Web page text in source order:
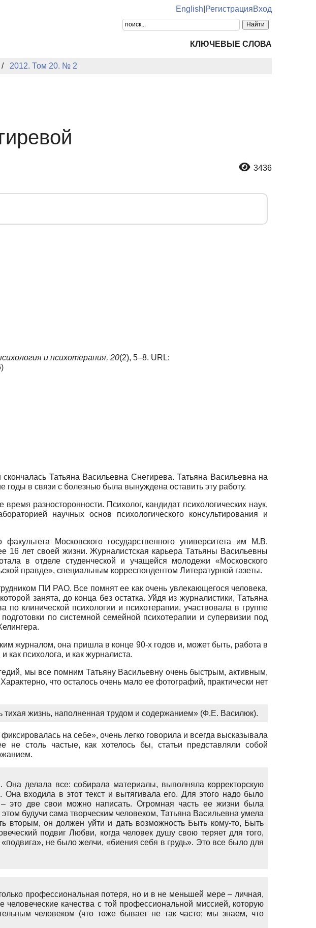
English РегистрацияВход
КЛЮЧЕВЫЕ СЛОВА
2012. Том 20. № 2
3436
и психотерапия, 20(2), 5–8. URL:
Татьяна Васильевна Снегирева. Татьяна Васильевна на
в связи с болезнью была вынуждена оставить эту работу.
разносторонности. Психолог, кандидат психологических наук,
научных основ психологического консультирования и
Московского государственного университета им М.В.
16 лет своей жизни. Журналистская карьера Татьяны Васильевны
в отделе студенческой и учащейся молодежи «Московского
правде», специальным корреспондентом Литературной газеты.
ПИ РАО. Все помнят ее как очень увлекающегося человека,
занята, до конца без остатка. Уйдя из журналистики, Татьяна
по клинической психологии и психотерапии, участвовала в группе
по системной семейной психотерапии и супервизии под
журналом, она пришла в конце 90-х годов и, может быть, работа в
психолога, и как журналиста.
мы все помним Татьяну Васильевну очень быстрым, активным,
что осталось очень мало ее фотографий, практически нет
жизнь, наполненная трудом и содержанием» (Ф.Е. Василюк).
на себе», очень легко говорила и всегда высказывала
столь частые, как хотелось бы, статьи представляли собой
делала все: собирала материалы, выполняла корректорскую
входила в этот текст и вытягивала его. Для этого надо было
это две свои можно написать. Огромная часть ее жизни была
будучи сама творческим человеком, Татьяна Васильевна умела
вторым, он должен уйти и дать возможность Быть кому-то, Быть
подвиг Любви, когда человек душу свою теряет для того,
не было желчи, «биения себя в грудь». Это все было для
профессиональная потеря, но и в не меньшей мере – личная,
качества с той профессиональной миссией, которую
человеком (что тоже бывает не так часто; мы знаем, что